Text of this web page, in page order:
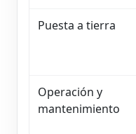
Puesta a tierra
Operación y
mantenimiento